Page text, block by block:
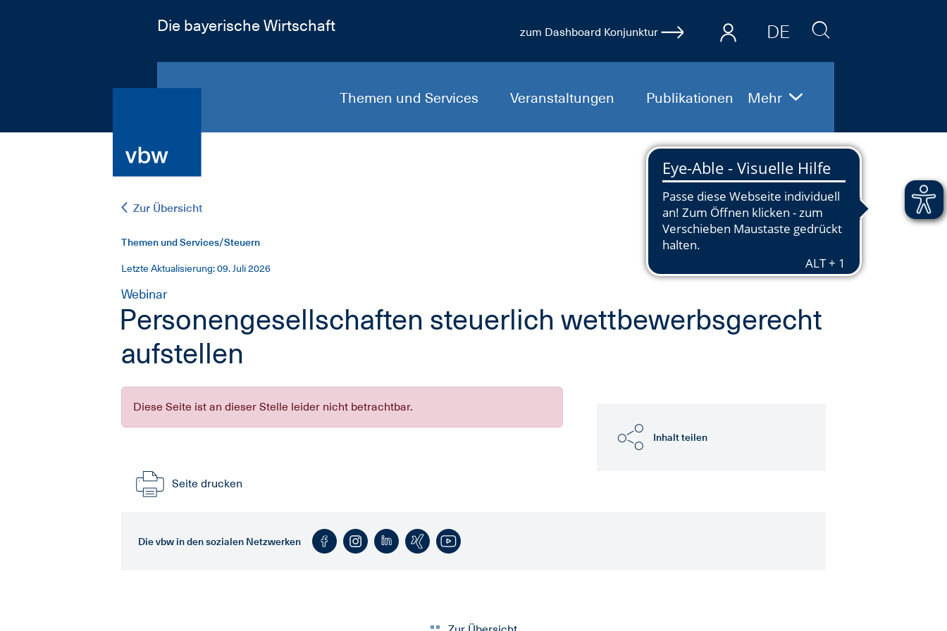
Die bayerische Wirtschaft zum Dashboard Konjunktur
DE
EN
Mehr
Themen und Services Veranstaltungen Publikationen
Zur Übersicht
Themen und Services/Steuern
Letzte Aktualisierung: 09. Juli 2026
Webinar
Personengesellschaften steuerlich wettbewerbsgerecht
aufstellen
Inhalt teilen
Diese Seite ist an dieser Stelle leider nicht betrachtbar.
Seite drucken
Die vbw in den sozialen Netzwerken